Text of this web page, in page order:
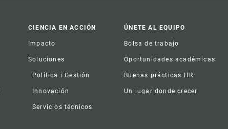
CIENCIA EN ACCIÓN
Impacto
Soluciones
Política i Gestión
Innovación
Servicios técnicos
ÚNETE AL EQUIPO
Bolsa de trabajo
Oportunidades académicas
Buenas prácticas HR
Un lugar donde crecer